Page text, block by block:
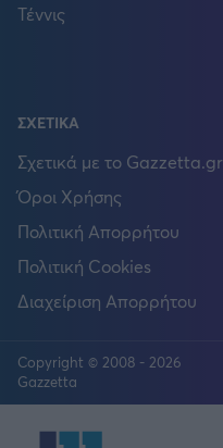
Τέννις
ΣΧΕΤΙΚΑ
Σχετικά με το Gazzetta.gr
Όροι Χρήσης
Πολιτική Απορρήτου
Πολιτική Cookies
Διαχείριση Απορρήτου
Copyright © 2008 - 2026
Gazzetta